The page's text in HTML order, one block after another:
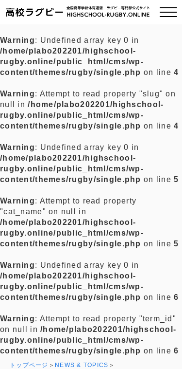
ご挨拶
全国チーム紹介
プライバシーポリシー
お問い合わせ
Warning: Undefined array key 0 in
/home/plabo202201/highschool-
rugby.online/public_html/cms/wp-
content/themes/rugby/single.php on line4
Warning: Attempt to read property "slug" on
null in/home/plabo202201/highschool-
rugby.online/public_html/cms/wp-
content/themes/rugby/single.php on line4
Warning: Undefined array key 0 in
/home/plabo202201/highschool-
rugby.online/public_html/cms/wp-
content/themes/rugby/single.php on line5
Warning: Attempt to read property
"cat_name" on null in
/home/plabo202201/highschool-
rugby.online/public_html/cms/wp-
content/themes/rugby/single.php on line5
Warning: Undefined array key 0 in
/home/plabo202201/highschool-
rugby.online/public_html/cms/wp-
content/themes/rugby/single.php on line6
Warning: Attempt to read property "term_id"
on null in/home/plabo202201/highschool-
rugby.online/public_html/cms/wp-
content/themes/rugby/single.php on line6
トップページ
NEWS & TOPICS